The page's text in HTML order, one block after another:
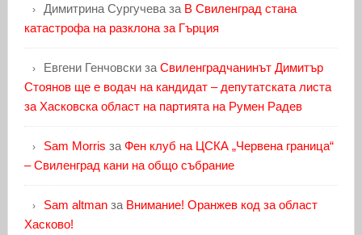
Димитрина Сургучеваза В Свиленград стана
катастрофа на разклона за Гърция
Евгени Генчовскиза Свиленградчанинът Димитър
Стоянов ще е водач на кандидат – депутатската листа
за Хасковска област на партията на Румен Радев
Sam Morris за Фен клуб на ЦСКА „Червена граница“
– Свиленград кани на общо събрание
Sam altmanза Внимание! Оранжев код за област
Хасково!